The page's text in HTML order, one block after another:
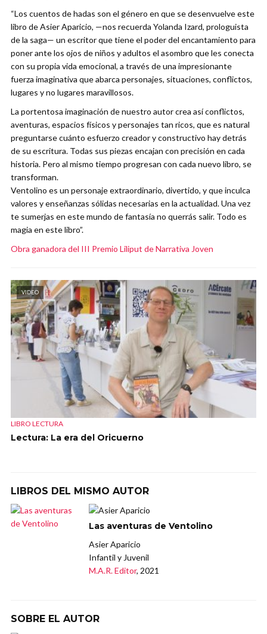
“Los cuentos de hadas son el género en que se desenvuelve este
libro de Asier Aparicio, —nos recuerda Yolanda Izard, prologuista
de la saga— un escritor que tiene el poder del encantamiento para
poner ante los ojos de niños y adultos el asombro que les conecta
con su propia vida emocional, a través de una impresionante
fuerza imaginativa que abarca personajes, situaciones, conflictos,
lugares y no lugares maravillosos.
La portentosa imaginación de nuestro autor crea así conflictos,
aventuras, espacios físicos y personajes tan ricos, que es natural
preguntarse cuánto esfuerzo creador y constructivo hay detrás
de su escritura. Todas sus piezas encajan con precisión en cada
historia. Pero al mismo tiempo progresan con cada nuevo libro, se
transforman.
Ventolino es un personaje extraordinario, divertido, y que inculca
valores y enseñanzas sólidas necesarias en la actualidad. Una vez
te sumerjas en este mundo de fantasía no querrás salir. Todo es
magia en este libro”.
Obra ganadora del III Premio Liliput de Narrativa Joven
VIDEO
LIBRO LECTURA
Lectura: La era del Oricuerno
LIBROS DEL MISMO AUTOR
Las aventuras de Ventolino
Asier Aparicio
Infantil y Juvenil
M.A.R. Editor, 2021
SOBRE EL AUTOR